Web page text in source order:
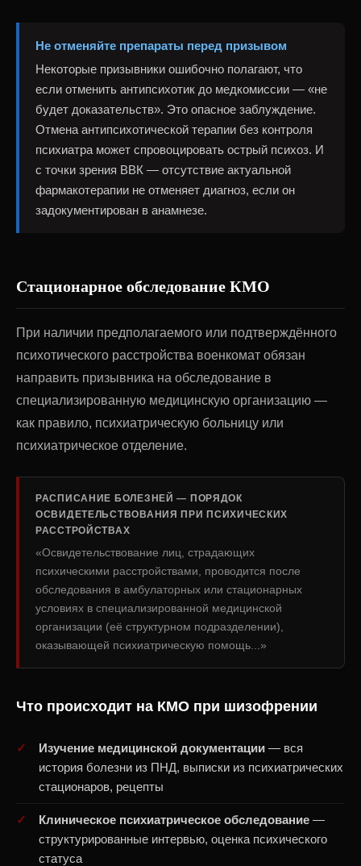
Не отменяйте препараты перед призывом
Некоторые призывники ошибочно полагают, что
если отменить антипсихотик до медкомиссии — «не
будет доказательств». Это опасное заблуждение.
Отмена антипсихотической терапии без контроля
психиатра может спровоцировать острый психоз. И
с точки зрения ВВК — отсутствие актуальной
фармакотерапии не отменяет диагноз, если он
задокументирован в анамнезе.
Стационарное обследование КМО
При наличии предполагаемого или подтверждённого
психотического расстройства военкомат обязан
направить призывника на обследование в
специализированную медицинскую организацию —
как правило, психиатрическую больницу или
психиатрическое отделение.
РАСПИСАНИЕ БОЛЕЗНЕЙ — ПОРЯДОК
ОСВИДЕТЕЛЬСТВОВАНИЯ ПРИ ПСИХИЧЕСКИХ
РАССТРОЙСТВАХ
«Освидетельствование лиц, страдающих
психическими расстройствами, проводится после
обследования в амбулаторных или стационарных
условиях в специализированной медицинской
организации (её структурном подразделении),
оказывающей психиатрическую помощь...»
Что происходит на КМО при шизофрении
Изучение медицинской документации — вся
история болезни из ПНД, выписки из психиатрических
стационаров, рецепты
Клиническое психиатрическое обследование —
структурированные интервью, оценка психического
статуса